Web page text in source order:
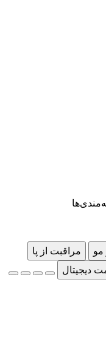
مو
مراقبت از پا
دیجیتال